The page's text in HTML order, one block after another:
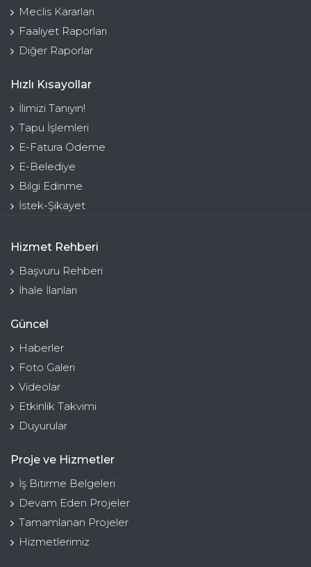
Meclis Kararları
Faaliyet Raporları
Diğer Raporlar
Hızlı Kısayollar
İlimizi Tanıyın!
Tapu İşlemleri
E-Fatura Ödeme
E-Belediye
Bilgi Edinme
İstek-Şikayet
Hizmet Rehberi
Başvuru Rehberi
İhale İlanları
Güncel
Haberler
Foto Galeri
Videolar
Etkinlik Takvimi
Duyurular
Proje ve Hizmetler
İş Bitirme Belgeleri
Devam Eden Projeler
Tamamlanan Projeler
Hizmetlerimiz